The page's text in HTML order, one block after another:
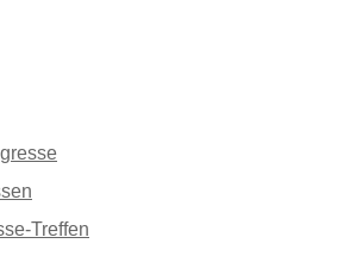
Treffen